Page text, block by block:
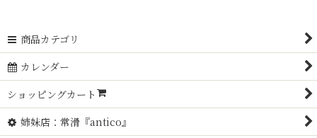
商品カテゴリ
カレンダー
ショッピングカート
姉妹店：常滑『antico』